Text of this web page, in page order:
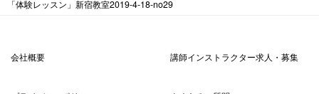
「体験レッスン」新宿教室2019-4-18-no29
会社概要 講師インストラクター求人・募集